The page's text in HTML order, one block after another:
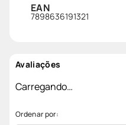
EAN
7898636191321
Avaliações
Carregando…